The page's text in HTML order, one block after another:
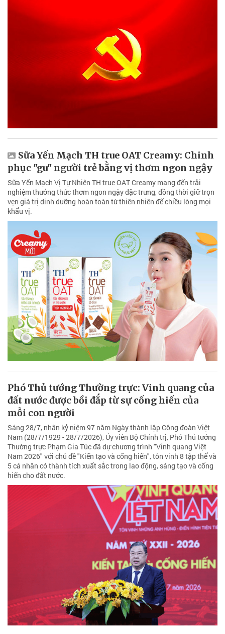
Sữa Yến Mạch TH true OAT Creamy: Chinh
phục "gu" người trẻ bằng vị thơm ngon ngậy
Sữa Yến Mạch Vị Tự Nhiên TH true OAT Creamy mang đến trải
nghiệm thưởng thức thơm ngon ngậy đặc trưng, đồng thời giữ trọn
vẹn giá trị dinh dưỡng hoàn toàn từ thiên nhiên để chiều lòng mọi
khẩu vị.
Phó Thủ tướng Thường trực: Vinh quang của
đất nước được bồi đắp từ sự cống hiến của
mỗi con người
Sáng 28/7, nhân kỷ niệm 97 năm Ngày thành lập Công đoàn Việt
Nam (28/7/1929 - 28/7/2026), Ủy viên Bộ Chính trị, Phó Thủ tướng
Thường trực Phạm Gia Túc đã dự chương trình "Vinh quang Việt
Nam 2026" với chủ đề "Kiến tạo và cống hiến", tôn vinh 8 tập thể và
5 cá nhân có thành tích xuất sắc trong lao động, sáng tạo và cống
hiến cho đất nước.